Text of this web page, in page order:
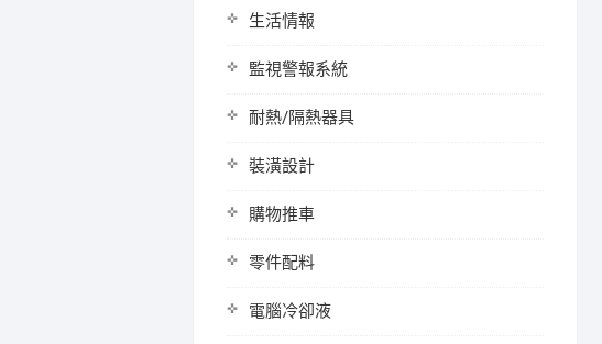
生活情報
監視警報系統
耐熱/隔熱器具
裝潢設計
購物推車
零件配料
電腦冷卻液